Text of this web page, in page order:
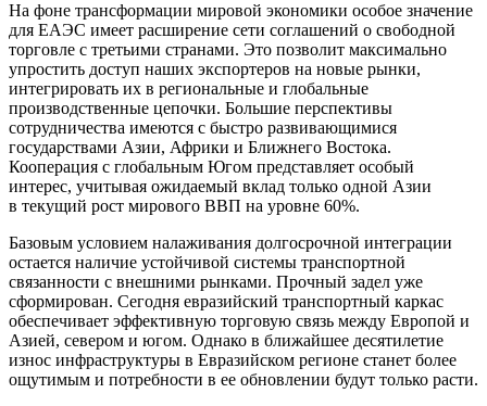
На фоне трансформации мировой экономики особое значение
для ЕАЭС имеет расширение сети соглашений о свободной
торговле с третьими странами. Это позволит максимально
упростить доступ наших экспортеров на новые рынки,
интегрировать их в региональные и глобальные
производственные цепочки. Большие перспективы
сотрудничества имеются с быстро развивающимися
государствами Азии, Африки и Ближнего Востока.
Кооперация с глобальным Югом представляет особый
интерес, учитывая ожидаемый вклад только одной Азии
в текущий рост мирового ВВП на уровне 60%.
Базовым условием налаживания долгосрочной интеграции
остается наличие устойчивой системы транспортной
связанности с внешними рынками. Прочный задел уже
сформирован. Сегодня евразийский транспортный каркас
обеспечивает эффективную торговую связь между Европой и
Азией, севером и югом. Однако в ближайшее десятилетие
износ инфраструктуры в Евразийском регионе станет более
ощутимым и потребности в ее обновлении будут только расти.